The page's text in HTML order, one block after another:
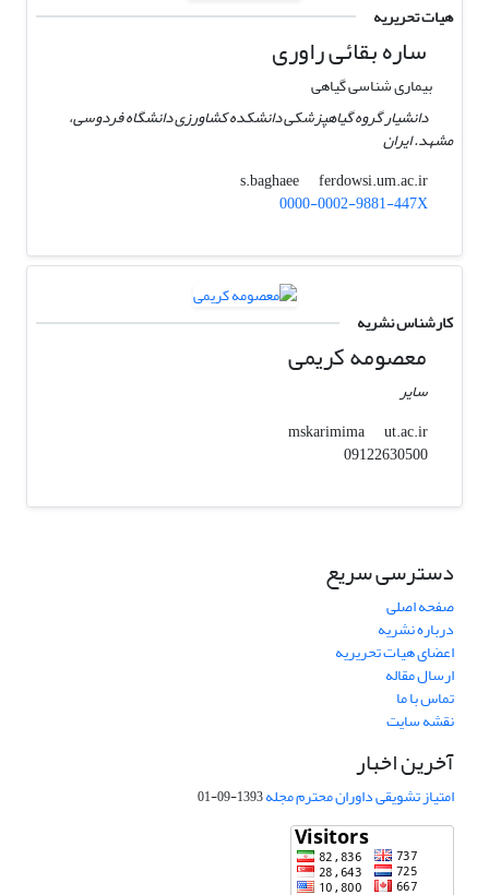
هیات تحریریه
ساره بقائی راوری
بیماری شناسی گیاهی
دانشیار گروه گیاهپزشکی دانشکده کشاورزی دانشگاه فردوسی،
مشهد. ایران
s.baghaee
ferdowsi.um.ac.ir
0000-0002-9881-447X
کارشناس نشریه
معصومه کریمی
سایر
mskarimima
ut.ac.ir
09122630500
دسترسی سریع
صفحه اصلی
درباره نشریه
اعضای هیات تحریریه
ارسال مقاله
تماس با ما
نقشه سایت
آخرین اخبار
امتیاز تشویقی داوران محترم مجله1393-09-01